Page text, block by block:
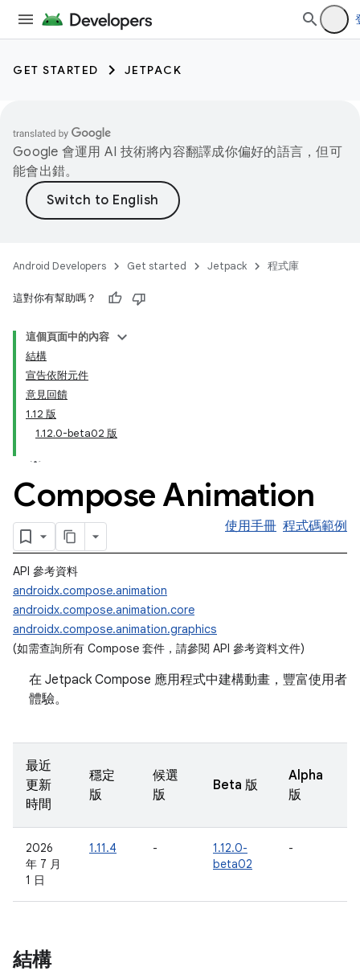
GET STARTED JETPACK
Google 會運用 AI 技術將內容翻譯成你偏好的語言，但可
能會出錯。
Android Developers Get started Jetpack 程式庫
這對你有幫助嗎？
這個頁面中的內容
結構
宣告依附元件
意見回饋
1.12 版
1.12.0-beta02 版
Compose Animation
使用手冊 程式碼範例
API 參考資料
androidx.compose.animation
androidx.compose.animation.core
androidx.compose.animation.graphics
(如需查詢所有 Compose 套件，請參閱 API 參考資料文件)
在 Jetpack Compose 應用程式中建構動畫，豐富使用者
體驗。
最近
更新
時間
穩定
版
候選
版
Beta 版
Alpha
版
2026
年 7 月
1 日
1.11.4 -
1.12.0-
beta02
-
結構